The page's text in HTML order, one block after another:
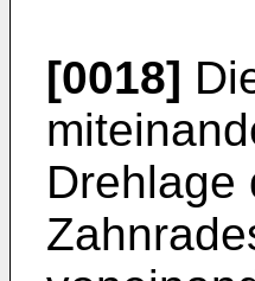
[0018]
Drehlage